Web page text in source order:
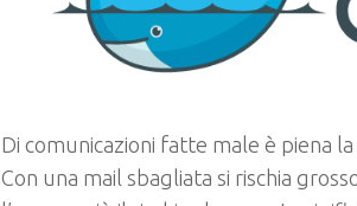
Di comunicazioni fatte male è piena
Con una mail sbagliata si rischia